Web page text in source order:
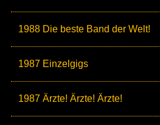
1988 Die beste Band der Welt!
1987 Einzelgigs
1987 Ärzte! Ärzte! Ärzte!